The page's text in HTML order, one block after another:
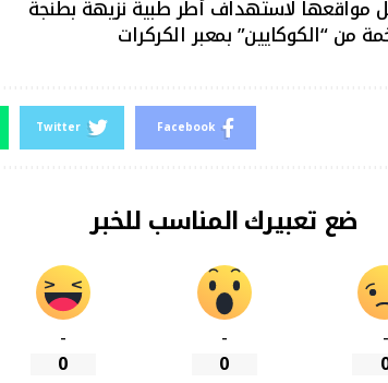
مواقعها لاستهداف أطر طبية نزيهة بطنجة
من “الكوكايين” بمعبر الكركرات
Facebook
Twitter
ضع تعبيرك المناسب للخبر
-
-
0
-
0